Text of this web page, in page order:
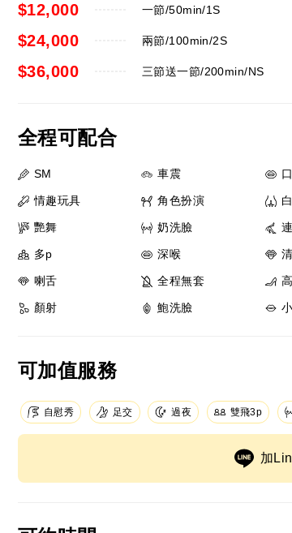
一節/50min/1S
$12,000
兩節/100min/2S
$24,000
三節送一節/200min/NS
$36,000
全程可配合
SM 車震
情趣玩具 角色扮演
艷舞 奶洗臉
多p 深喉
喇舌 全程無套
顏射 鮑洗臉
可加值服務
自慰秀 足交 過夜 雙飛3p
加